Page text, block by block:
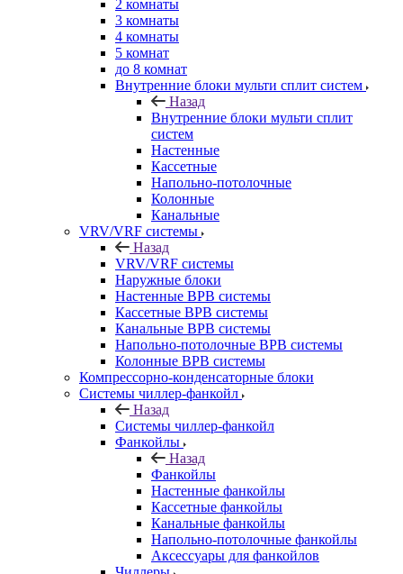
2 комнаты
3 комнаты
4 комнаты
5 комнат
до 8 комнат
Внутренние блоки мульти сплит систем
Назад
Внутренние блоки мульти сплит
систем
Настенные
Кассетные
Напольно-потолочные
Колонные
Канальные
VRV/VRF системы
Назад
VRV/VRF системы
Наружные блоки
Настенные ВРВ системы
Кассетные ВРВ системы
Канальные ВРВ системы
Напольно-потолочные ВРВ системы
Колонные ВРВ системы
Компрессорно-конденсаторные блоки
Системы чиллер-фанкойл
Назад
Системы чиллер-фанкойл
Фанкойлы
Назад
Фанкойлы
Настенные фанкойлы
Кассетные фанкойлы
Канальные фанкойлы
Напольно-потолочные фанкойлы
Аксессуары для фанкойлов